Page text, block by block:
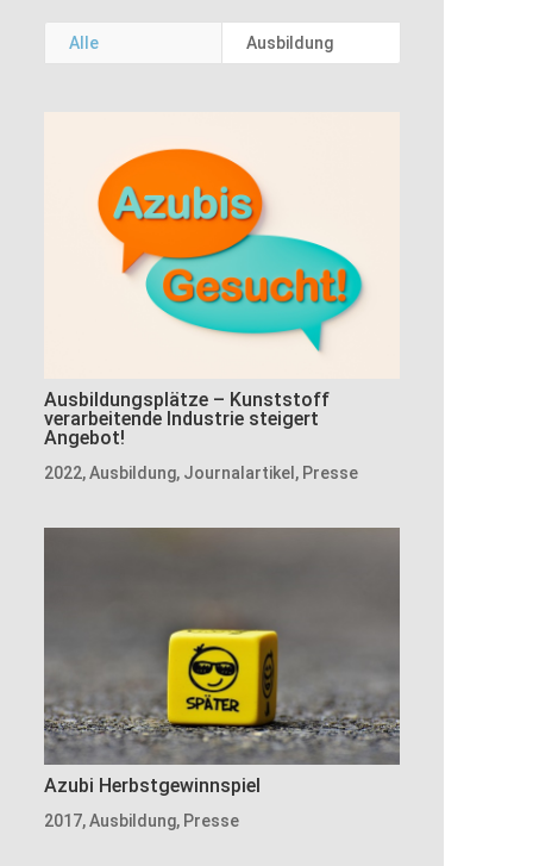
Alle Ausbildung
Ausbildungsplätze – Kunststoff
verarbeitende Industrie steigert
Angebot!
2022,Ausbildung, Journalartikel , Presse
Azubi Herbstgewinnspiel
2017,Ausbildung, Presse